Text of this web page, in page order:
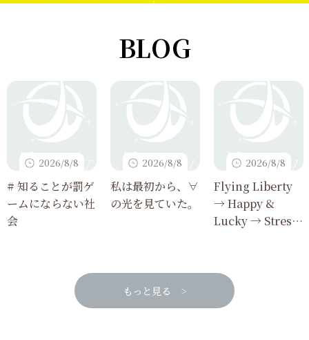
BLOG
2026/8/8
# 知ることが罰ゲ
ームにならない社
会
2026/8/8
私は最初から、∀
の光を見ていた。
2026/8/8
Flying Liberty
→ Happy &
Lucky → Stress
もっと見る >